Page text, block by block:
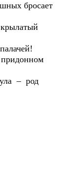
бросает
придонном
– род